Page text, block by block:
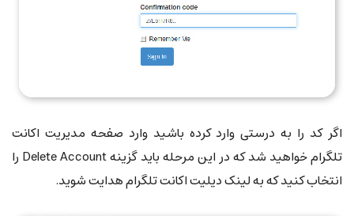
اگر کد را به درستی وارد کرده باشید وارد صفحه مدیریت اکانت
تلگرام خواهید شد که در این مرحله باید گزینه Delete Account را
انتخاب کنید که به لینک دیلیت اکانت تلگرام هدایت شوید.